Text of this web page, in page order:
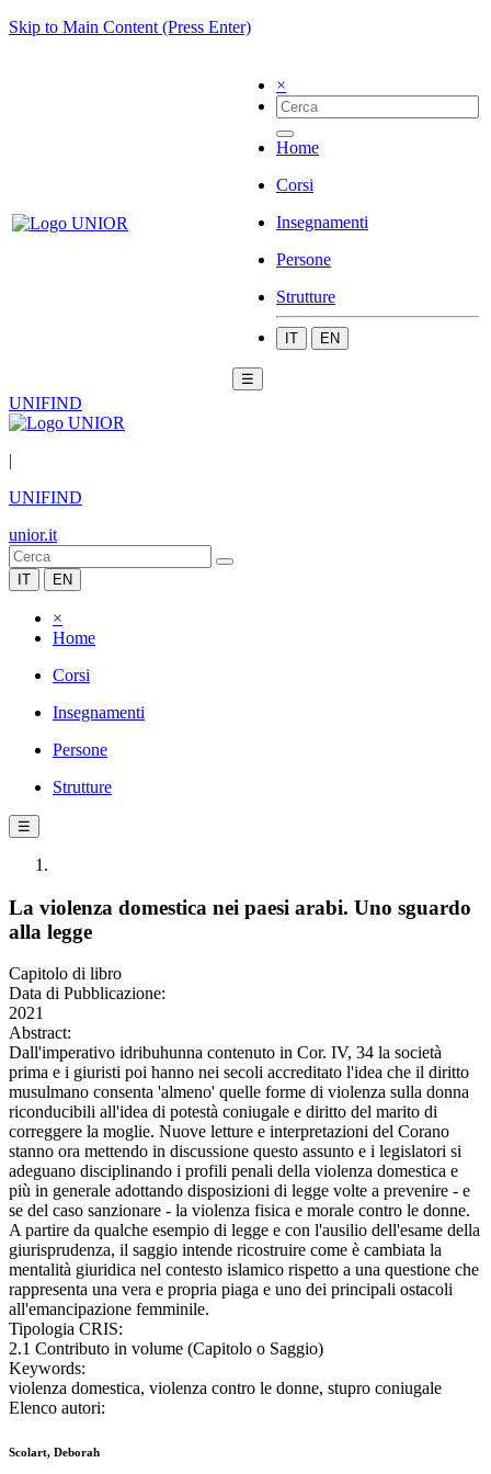
Skip to Main Content (Press Enter)
×
Home
Corsi
Insegnamenti
Persone
Strutture
IT EN
☰
UNIFIND
|
UNIFIND
unior.it
IT EN
×
Home
Corsi
Insegnamenti
Persone
Strutture
☰
La violenza domestica nei paesi arabi. Uno sguardo
alla legge
Capitolo di libro
Data di Pubblicazione:
2021
Abstract:
Dall'imperativo idribuhunna contenuto in Cor. IV, 34 la società
prima e i giuristi poi hanno nei secoli accreditato l'idea che il diritto
musulmano consenta 'almeno' quelle forme di violenza sulla donna
riconducibili all'idea di potestà coniugale e diritto del marito di
correggere la moglie. Nuove letture e interpretazioni del Corano
stanno ora mettendo in discussione questo assunto e i legislatori si
adeguano disciplinando i profili penali della violenza domestica e
più in generale adottando disposizioni di legge volte a prevenire - e
se del caso sanzionare - la violenza fisica e morale contro le donne.
A partire da qualche esempio di legge e con l'ausilio dell'esame della
giurisprudenza, il saggio intende ricostruire come è cambiata la
mentalità giuridica nel contesto islamico rispetto a una questione che
rappresenta una vera e propria piaga e uno dei principali ostacoli
all'emancipazione femminile.
Tipologia CRIS:
2.1 Contributo in volume (Capitolo o Saggio)
Keywords:
violenza domestica, violenza contro le donne, stupro coniugale
Elenco autori:
Scolart, Deborah